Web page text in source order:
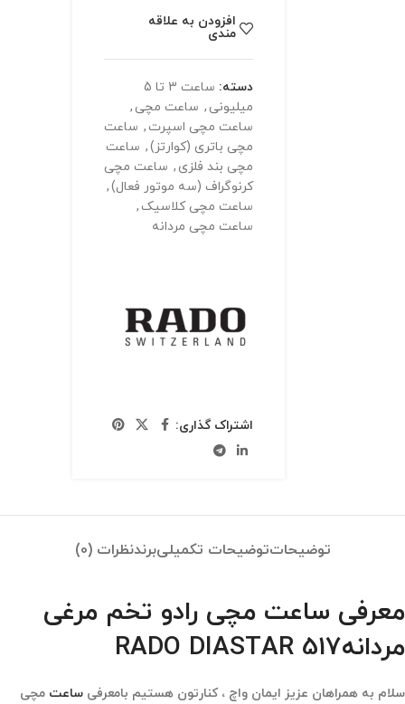
افزودن به علاقه
مندی
دسته:
ساعت 3 تا 5
میلیونی , ساعت مچی ,
ساعت مچی اسپرت , ساعت
مچی باتری (کوارتز), ساعت
مچی بند فلزی , ساعت مچی
کرنوگراف (سه موتور فعال),
ساعت مچی کلاسیک ,
ساعت مچی مردانه
اشتراک گذاری:
توضیحاتتوضیحات تکمیلیبرندنظرات (0)
معرفی ساعت مچی رادو تخم مرغی
مردانهRADO DIASTAR 517
سلام به همراهان عزیز ایمان واچ ، کنارتون هستیم بامعرفی ساعت مچی